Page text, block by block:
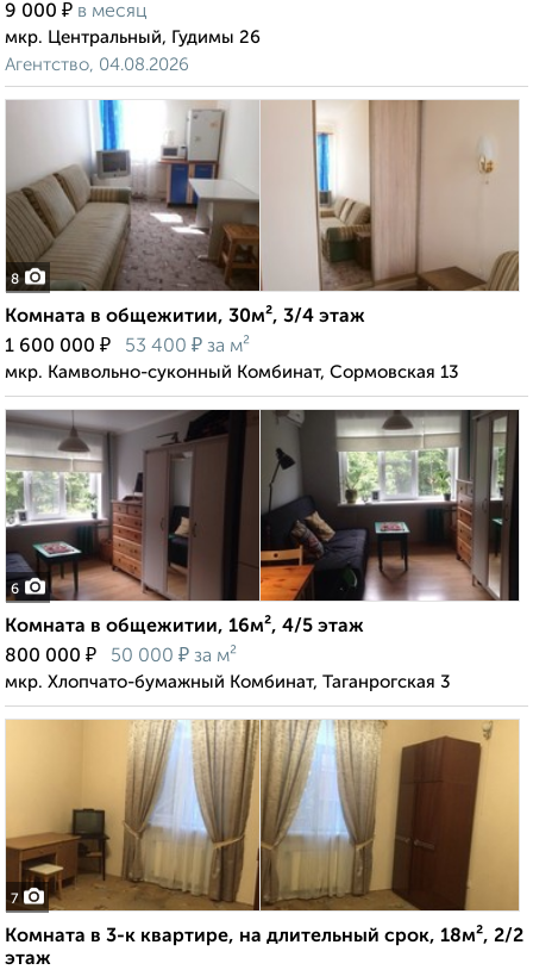
9 000 ₽ в месяц
мкр. Центральный, Гудимы 26
Агентство, 04.08.2026
8
Комната в общежитии, 30м², 3/4 этаж
1 600 000 ₽ 53 400 ₽ за м²
мкр. Камвольно-суконный Комбинат, Сормовская 13
6
Комната в общежитии, 16м², 4/5 этаж
800 000 ₽ 50 000 ₽ за м²
мкр. Хлопчато-бумажный Комбинат, Таганрогская 3
7
Комната в 3-к квартире, на длительный срок, 18м², 2/2
этаж